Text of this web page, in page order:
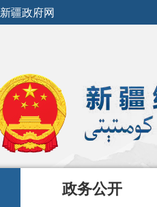
新疆政府网
政务公开